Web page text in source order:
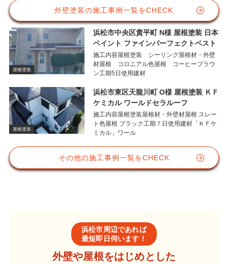
外壁塗装の施工事例一覧をCHECK
屋根塗装
浜松市中央区貴平町 N様 屋根塗装 日本
ペイント ファインパーフェクトベスト
施工内容屋根塗装 シーリング屋根材・外壁
材屋根 コロニアル色屋根 コーヒーブラウ
ン工期5日使用建材
屋根塗装
浜松市東区天龍川町 O様 屋根塗装 ＫＦ
ケミカル ワールドセラルーフ
施工内容屋根塗装屋根材・外壁材屋根 スレー
ト色屋根 ブラック工期７日使用建材「ＫＦケ
ミカル」ワール
その他の施工事例一覧をCHECK
浜松市周辺であれば
最短即日伺います！
外壁や屋根をはじめとした